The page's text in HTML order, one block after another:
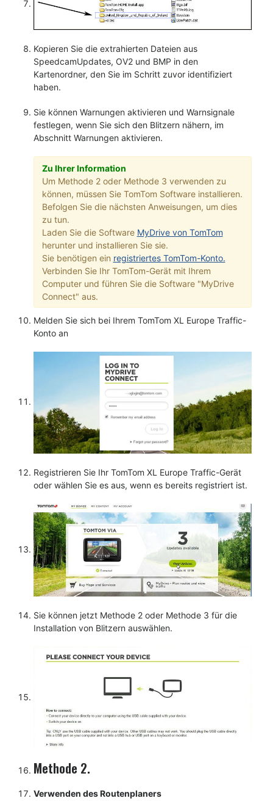
Kopieren Sie die extrahierten Dateien aus
SpeedcamUpdates, OV2 und BMP in den
Kartenordner, den Sie im Schritt zuvor identifiziert
haben.
Sie können Warnungen aktivieren und Warnsignale
festlegen, wenn Sie sich den Blitzern nähern, im
Abschnitt Warnungen aktivieren.
Zu Ihrer Information
Um Methode 2 oder Methode 3 verwenden zu
können, müssen Sie TomTom Software installieren.
Befolgen Sie die nächsten Anweisungen, um dies
zu tun.
Laden Sie die Software MyDrive von TomTom
herunter und installieren Sie sie.
Sie benötigen ein registriertes TomTom-Konto.
Verbinden Sie Ihr TomTom-Gerät mit Ihrem
Computer und führen Sie die Software "MyDrive
Connect" aus.
Melden Sie sich bei Ihrem TomTom XL Europe Traffic-
Konto an
Registrieren Sie Ihr TomTom XL Europe Traffic-Gerät
oder wählen Sie es aus, wenn es bereits registriert ist.
Sie können jetzt Methode 2 oder Methode 3 für die
Installation von Blitzern auswählen.
Methode 2.
Verwenden des Routenplaners